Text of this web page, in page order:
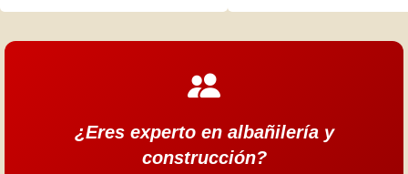
¿Eres experto en albañilería y
construcción?